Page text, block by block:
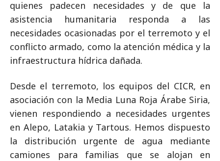
quienes padecen necesidades y de que la
asistencia humanitaria responda a las
necesidades ocasionadas por el terremoto y el
conflicto armado, como la atención médica y la
infraestructura hídrica dañada.
Desde el terremoto, los equipos del CICR, en
asociación con la Media Luna Roja Árabe Siria,
vienen respondiendo a necesidades urgentes
en Alepo, Latakia y Tartous. Hemos dispuesto
la distribución urgente de agua mediante
camiones para familias que se alojan en